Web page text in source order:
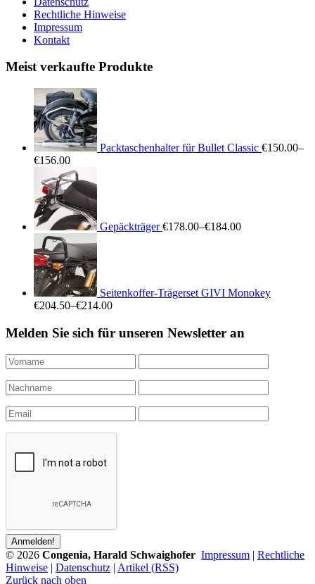
Rechtliche Hinweise
Impressum
Kontakt
Meist verkaufte Produkte
Packtaschenhalter für Bullet Classic €150.00–
€156.00
Gepäckträger €178.00–€184.00
Seitenkoffer-Trägerset GIVI Monokey
€204.50–€214.00
Melden Sie sich für unseren Newsletter an
© 2026 Congenia, Harald Schwaighofer Impressum | Rechtliche
Hinweise | Datenschutz | Artikel (RSS)
Zurück nach oben